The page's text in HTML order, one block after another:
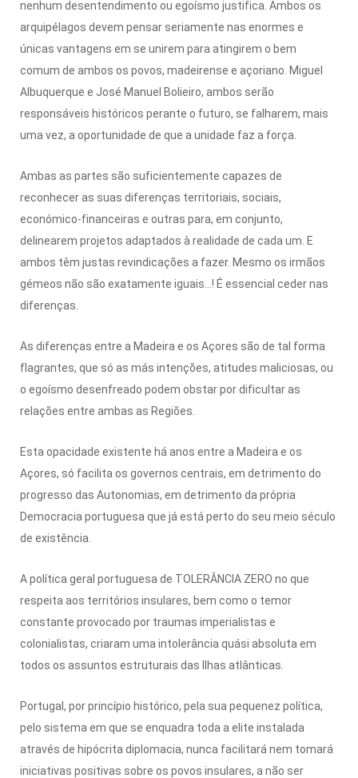
nenhum desentendimento ou egoísmo justifica. Ambos os
arquipélagos devem pensar seriamente nas enormes e
únicas vantagens em se unirem para atingirem o bem
comum de ambos os povos, madeirense e açoriano. Miguel
Albuquerque e José Manuel Bolieiro, ambos serão
responsáveis históricos perante o futuro, se falharem, mais
uma vez, a oportunidade de que a unidade faz a força.
Ambas as partes são suficientemente capazes de
reconhecer as suas diferenças territoriais, sociais,
económico-financeiras e outras para, em conjunto,
delinearem projetos adaptados à realidade de cada um. E
ambos têm justas revindicações a fazer. Mesmo os irmãos
gémeos não são exatamente iguais…! É essencial ceder nas
diferenças.
As diferenças entre a Madeira e os Açores são de tal forma
flagrantes, que só as más intenções, atitudes maliciosas, ou
o egoísmo desenfreado podem obstar por dificultar as
relações entre ambas as Regiões.
Esta opacidade existente há anos entre a Madeira e os
Açores, só facilita os governos centrais, em detrimento do
progresso das Autonomias, em detrimento da própria
Democracia portuguesa que já está perto do seu meio século
de existência.
A política geral portuguesa de TOLERÂNCIA ZERO no que
respeita aos territórios insulares, bem como o temor
constante provocado por traumas imperialistas e
colonialistas, criaram uma intolerância quási absoluta em
todos os assuntos estruturais das Ilhas atlânticas.
Portugal, por princípio histórico, pela sua pequenez política,
pelo sistema em que se enquadra toda a elite instalada
através de hipócrita diplomacia, nunca facilitará nem tomará
iniciativas positivas sobre os povos insulares, a não ser